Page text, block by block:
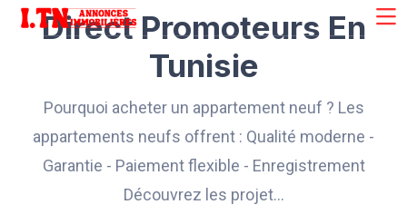
Direct Promoteurs En
Tunisie
Pourquoi acheter un appartement neuf ? Les
appartements neufs offrent : Qualité moderne -
Garantie - Paiement flexible - Enregistrement
Découvrez les projet…